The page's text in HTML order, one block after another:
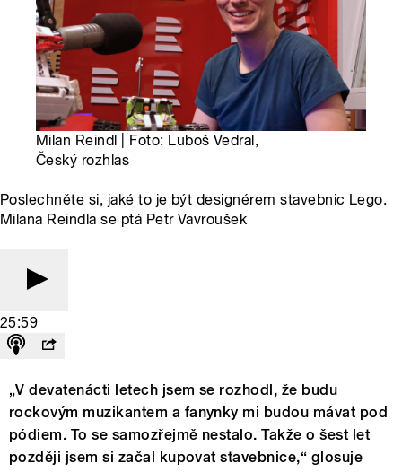
Milan Reindl | Foto: Luboš Vedral,
Český rozhlas
Poslechněte si, jaké to je být designérem stavebnic Lego.
Milana Reindla se ptá Petr Vavroušek
25:59
„V devatenácti letech jsem se rozhodl, že budu
rockovým muzikantem a fanynky mi budou mávat pod
pódiem. To se samozřejmě nestalo. Takže o šest let
později jsem si začal kupovat stavebnice,“ glosuje